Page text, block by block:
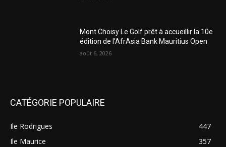
Mont Choisy Le Golf prêt à accueillir la 10e
édition de l’AfrAsia Bank Mauritius Open
août 6, 2026
CATÉGORIE POPULAIRE
Ile Rodrigues
447
Ile Maurice
357